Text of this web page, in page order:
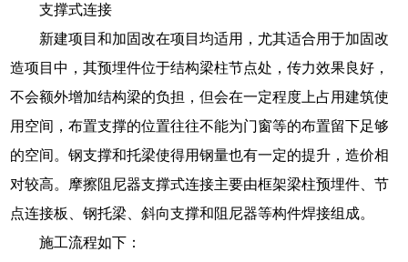
支撑式连接
新建项目和加固改在项目均适用，尤其适合用于加固改
造项目中，其预埋件位于结构梁柱节点处，传力效果良好，
不会额外增加结构梁的负担，但会在一定程度上占用建筑使
用空间，布置支撑的位置往往不能为门窗等的布置留下足够
的空间。钢支撑和托梁使得用钢量也有一定的提升，造价相
对较高。摩擦阻尼器支撑式连接主要由框架梁柱预埋件、节
点连接板、钢托梁、斜向支撑和阻尼器等构件焊接组成。
施工流程如下：